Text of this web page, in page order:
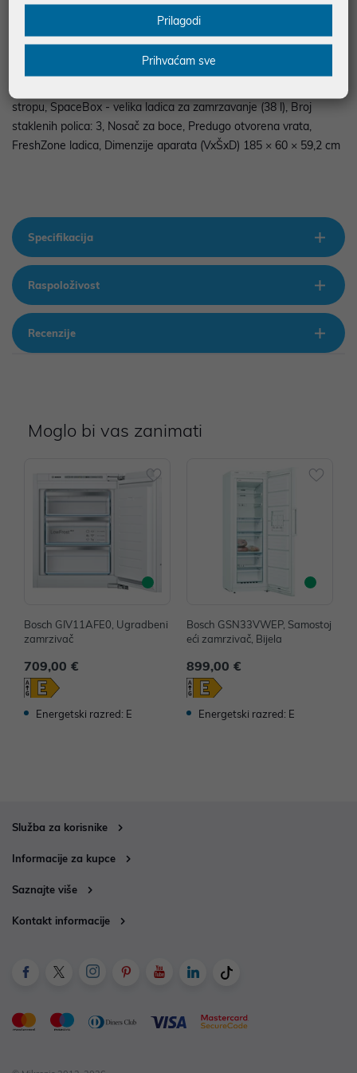
Total NoFrost, LED Zaslon, IonAir s MultiFlow 360, AdaptTech:
vlažnosti MoistControl, FastFreeze sklopka za brzo zamrzavanje,
stropu, SpaceBox - velika ladica za zamrzavanje (38 l), Broj
staklenih polica: 3, Nosač za boce, Predugo otvorena vrata,
FreshZone ladica, Dimenzije aparata (VxŠxD) 185 × 60 × 59,2 cm
Specifikacija
Raspoloživost
Recenzije
Moglo bi vas zanimati
Bosch GIV11AFE0, Ugradbeni
zamrzivač
709,00 €
Energetski razred: E
Bosch GSN33VWEP, Samostoj
eći zamrzivač, Bijela
899,00 €
Energetski razred: E
Služba za korisnike
Informacije za kupce
Saznajte više
Kontakt informacije
Prilagodi
Prihvaćam sve